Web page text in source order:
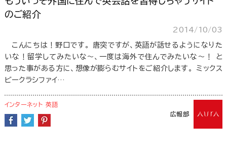
のご紹介
2014/10/03
こんにちは！野口です。 唐突ですが、英語が話せるようになりた
いな！留学してみたいな～、一度は海外で住んでみたいな～！ と
思った事がある方に、想像が膨らむサイトをご紹介します。 ミックス
ビークラシファイ…
広報部
インターネット 英語